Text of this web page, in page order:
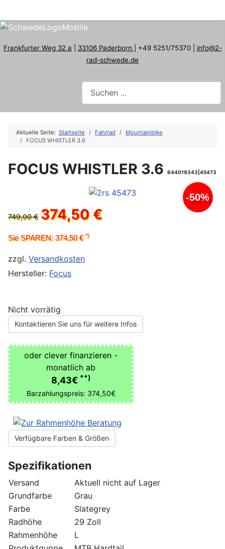
Frankfurter Weg 32 a 33106 Paderborn | +49 5251/75370 | info@2-
rad-schwede.de
Aktuelle Seite: Startseite Fahrrad
Mountainbike
FOCUS WHISTLER 3.6
FOCUS WHISTLER 3.6 644019343|45473
-50%
749,00 € 374,50 €
Sie SPAREN: 374,50 €*)
zzgl. Versandkosten
Hersteller: Focus
Nicht vorrätig
Kontaktieren Sie uns für weitere Infos
oder clever finanzieren -
monatlich ab
8,43€ **)
Barzahlungspreis: 374,50€
Verfügbare Farben & Größen
Spezifikationen
Versand
Aktuell nicht auf Lager
Grundfarbe
Grau
Farbe
Slategrey
Radhöhe
29 Zoll
Rahmenhöhe
L